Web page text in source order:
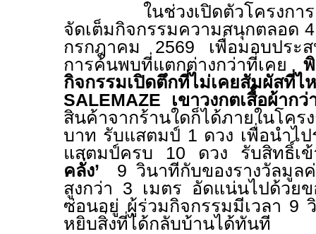
ในช่วงเปิดตัวโครงกา
จัดเต็มกิจกรรมความสนุกตลอด
กรกฎาคม 2569 เพื่อมอบประ
การค้นพบที่แตกต่างกว่าที่เคย
กิจกรรมเปิดตึกที่ไม่เคยสัมผัสที่ไ
SALEMAZE เขาวงกตเสื้อผ้าก
สินค้าจากร้านใดก็ได้ภายในโ
บาท รับแสตมป์ 1 ดวง เพื่อนำไ
แสตมป์ครบ 10 ดวง รับสิทธิ์เ
คลั่ง’ 9 วินาทีกับของรางวัลมูล
สูงกว่า 3 เมตร อัดแน่นไปด้วยข
ซ่อนอยู่ ผู้ร่วมกิจกรรมมีเวลา 9
หยิบสิ่งที่ได้กลับบ้านได้ทันที